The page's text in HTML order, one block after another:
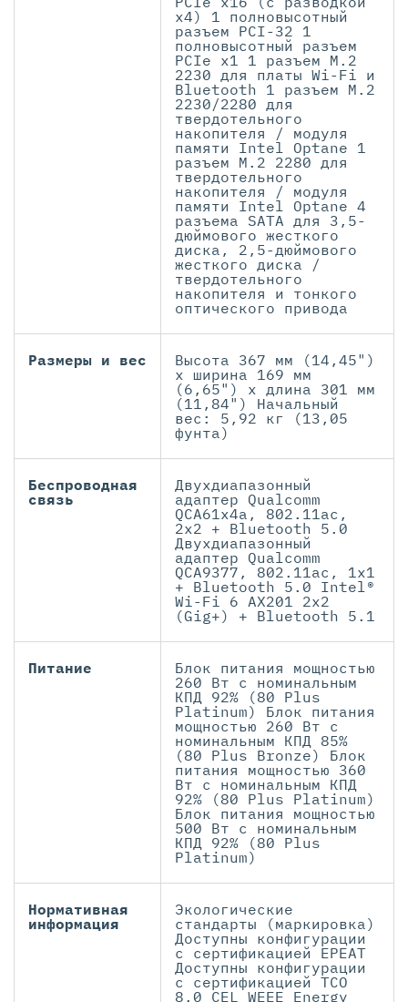
x4) 1 полновысотный
разъем PCI-32 1
полновысотный разъем
PCIe x1 1 разъем M.2
2230 для платы Wi-Fi и
Bluetooth 1 разъем M.2
2230/2280 для
твердотельного
накопителя / модуля
памяти Intel Optane 1
разъем M.2 2280 для
твердотельного
накопителя / модуля
памяти Intel Optane 4
разъема SATA для 3,5-
дюймового жесткого
диска, 2,5-дюймового
жесткого диска /
твердотельного
накопителя и тонкого
оптического привода
Размеры и вес
Высота 367 мм (14,45")
х ширина 169 мм
(6,65") х длина 301 мм
(11,84") Начальный
вес: 5,92 кг (13,05
фунта)
Беспроводная
связь
Двухдиапазонный
адаптер Qualcomm
QCA61x4a, 802.11ac,
2x2 + Bluetooth 5.0
Двухдиапазонный
адаптер Qualcomm
QCA9377, 802.11ac, 1x1
+ Bluetooth 5.0 Intel®
Wi-Fi 6 AX201 2x2
(Gig+) + Bluetooth 5.1
Питание
Блок питания мощностью
260 Вт с номинальным
КПД 92% (80 Plus
Platinum) Блок питания
мощностью 260 Вт с
номинальным КПД 85%
(80 Plus Bronze) Блок
питания мощностью 360
Вт с номинальным КПД
92% (80 Plus Platinum)
Блок питания мощностью
500 Вт с номинальным
КПД 92% (80 Plus
Platinum)
Нормативная
информация
Экологические
стандарты (маркировка)
Доступны конфигурации
с сертификацией EPEAT
Доступны конфигурации
с сертификацией TCO
8.0 CEL WEEE Energy